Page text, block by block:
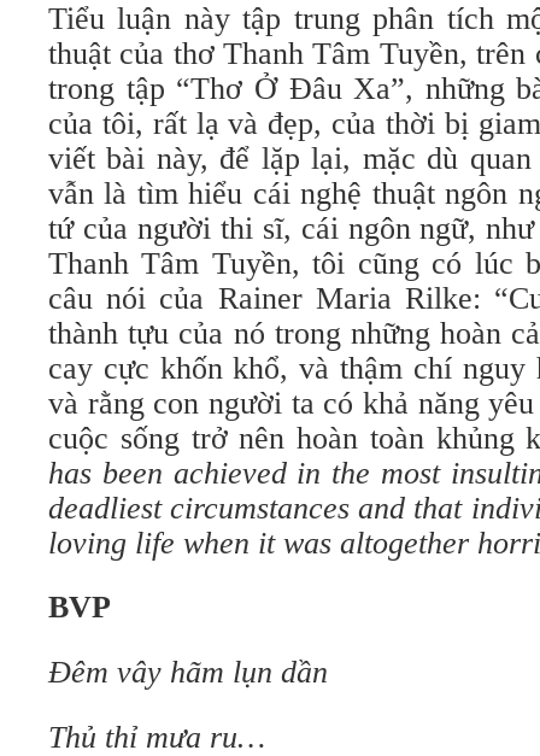
Tiểu luận này tập trung phân tích
thuật của thơ Thanh Tâm Tuyền, trên
trong tập “Thơ Ở Đâu Xa”, những
của tôi, rất lạ và đẹp, của thời bị
viết bài này, để lặp lại, mặc dù
vẫn là tìm hiểu cái nghệ thuật ngôn
tứ của người thi sĩ, cái ngôn ngữ,
Thanh Tâm Tuyền, tôi cũng có lúc
câu nói của Rainer Maria Rilke:
thành tựu của nó trong những hoàn
cay cực khốn khổ, và thậm chí nguy
và rằng con người ta có khả năng
cuộc sống trở nên hoàn toàn
has been achieved in the most
deadliest circumstances and that
loving life when it was altogether
BVP
Ðêm vây hãm lụn dần
Thủ thỉ mưa ru…